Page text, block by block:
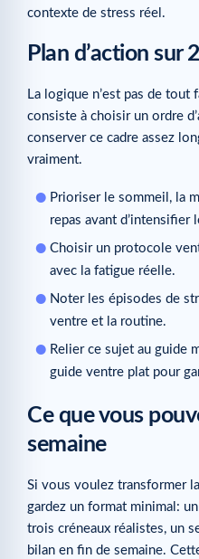
contexte de stress réel.
Plan d’action sur
La logique n’est pas de tout
consiste à choisir un ordre
conserver ce cadre assez
vraiment.
Prioriser le sommeil, la
repas avant d’intensifier
Choisir un protocole
avec la fatigue réelle.
Noter les épisodes de
ventre et la routine.
Relier ce sujet au guide
guide ventre plat pour
Ce que vous
semaine
Si vous voulez transformer
gardez un format minimal:
trois créneaux réalistes, un
bilan en fin de semaine.